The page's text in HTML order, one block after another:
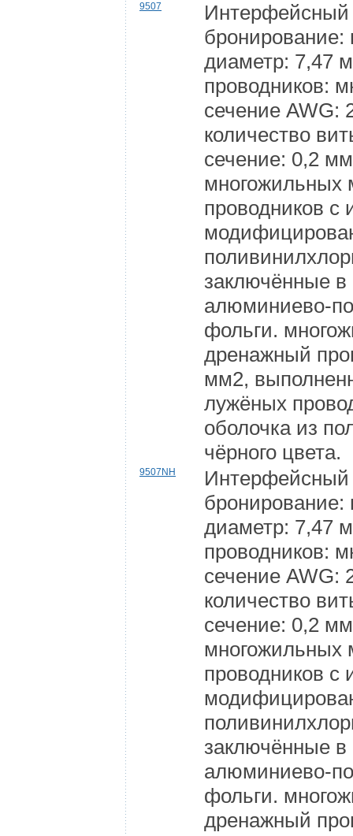
9507
Интерфейсный
диаметр: 7,47
проводников:
сечение AWG:
количество
сечение: 0,2
многожильных
проводников с
заключённые
алюминиево-
фольги.
дренажный
мм2,
лужёных
оболочка из
чёрного цвета.
9507NH
Интерфейсный
диаметр: 7,47
проводников:
сечение AWG:
количество
сечение: 0,2
многожильных
проводников с
заключённые
алюминиево-
фольги.
дренажный